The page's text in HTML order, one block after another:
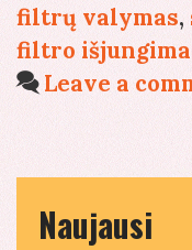
filtrų valymas,
filtro
Leave a
Naujausi